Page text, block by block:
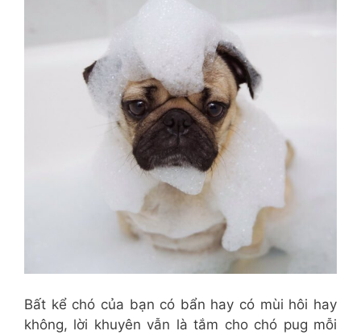
Bất kể chó của bạn có bẩn hay có mùi hôi hay
không, lời khuyên vẫn là tắm cho chó pug mỗi